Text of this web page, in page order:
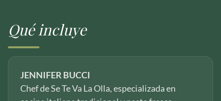
Qué incluye
JENNIFER BUCCI
Chef de Se Te Va La Olla, especializada en